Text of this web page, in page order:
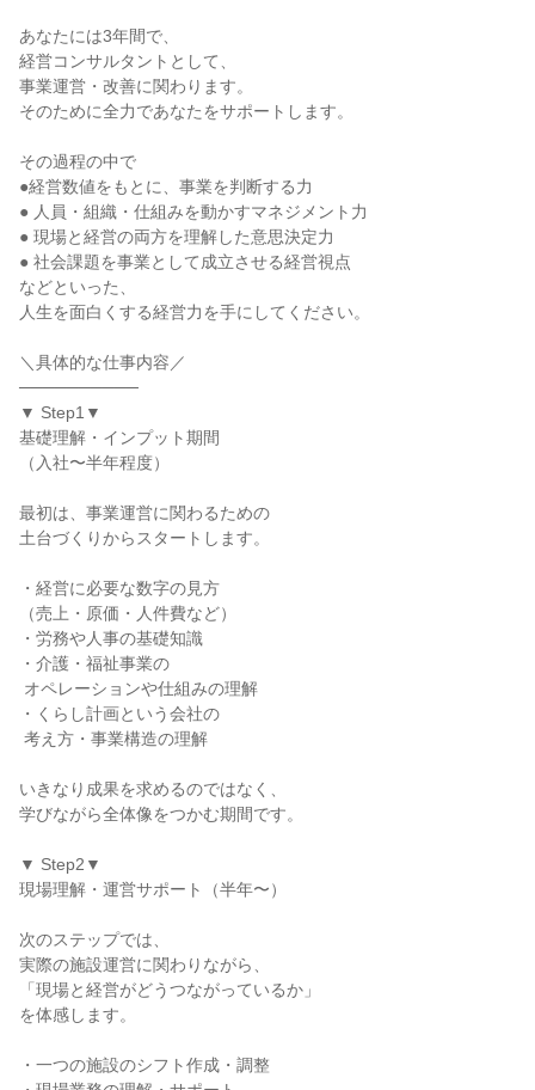
あなたには3年間で、
経営コンサルタントとして、
事業運営・改善に関わります。
そのために全力であなたをサポートします。
その過程の中で
●経営数値をもとに、事業を判断する力
● 人員・組織・仕組みを動かすマネジメント力
● 現場と経営の両方を理解した意思決定力
● 社会課題を事業として成立させる経営視点
などといった、
人生を面白くする経営力を手にしてください。
＼具体的な仕事内容／
──────────
▼ Step1▼
基礎理解・インプット期間
（入社〜半年程度）
最初は、事業運営に関わるための
土台づくりからスタートします。
・経営に必要な数字の見方
（売上・原価・人件費など）
・労務や人事の基礎知識
・介護・福祉事業の
・くらし計画という会社の
いきなり成果を求めるのではなく、
学びながら全体像をつかむ期間です。
▼ Step2▼
現場理解・運営サポート（半年〜）
次のステップでは、
実際の施設運営に関わりながら、
「現場と経営がどうつながっているか」
を体感します。
・一つの施設のシフト作成・調整